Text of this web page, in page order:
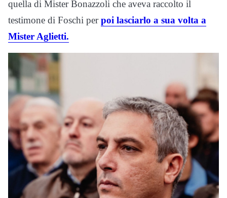
quella di Mister Bonazzoli che aveva raccolto il
testimone di Foschi perpoi lasciarlo a sua volta a
Mister Aglietti.